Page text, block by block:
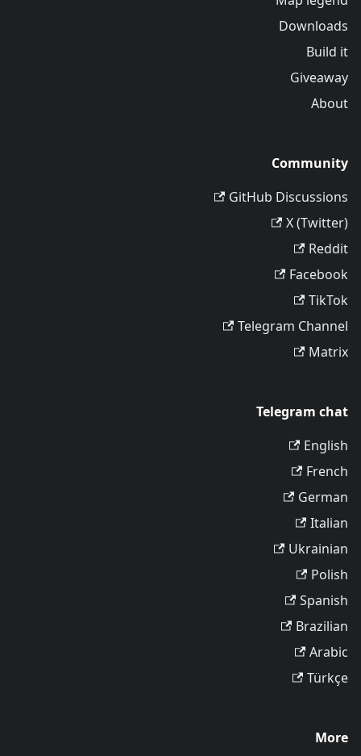
Downloads
Build it
Giveaway
About
Community
GitHub Discussions
X (Twitter)
Reddit
Facebook
TikTok
Telegram Channel
Matrix
Telegram chat
English
French
German
Italian
Ukrainian
Polish
Spanish
Brazilian
Arabic
Türkçe
More